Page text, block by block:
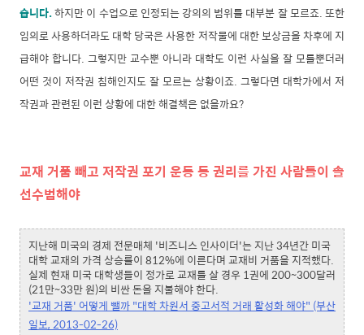
습니다.하지만 이 수업으로 인정되는 강의의 범위를 대부분 잘 모르죠. 또한
임의로 사용하더라도 대학 당국은 사용한 저작물에 대한 보상금을 차후에 지
급해야 합니다. 그렇지만 교수뿐 아니라 대학도 이런 사실을 잘 모를뿐더러
어떤 것이 저작권 침해인지도 잘 모르는 상황이죠. 그렇다면 대학가에서 저
작권과 관련된 이런 상황에 대한 해결책은 없을까요?
교재 거품 빼고 저작권 포기 운동 등 권리를 가진 사람들이 솔
선수범해야
지난해 미국의 경제 전문매체 '비즈니스 인사이더'는 지난 34년간 미국
대학 교재의 가격 상승률이 812%에 이른다며 교재비 거품을 지적했다.
실제 현재 미국 대학생들이 정가로 교재를 살 경우 1권에 200~300달러
(21만~33만 원)의 비싼 돈을 지불해야 한다.
'교재 거품' 어떻게 뺄까 "대학 차원서 중고서적 거래 활성화 해야" (부산
일보, 2013-02-26)